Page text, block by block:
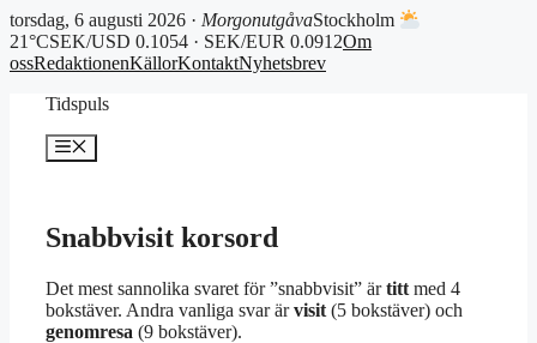
torsdag, 6 augusti 2026 · MorgonutgåvaStockholm
21°CSEK/USD 0.1054 · SEK/EUR 0.0912Om
ossRedaktionenKällorKontaktNyhetsbrev
Tidspuls
Meny
Snabbvisit korsord
Det mest sannolika svaret för ”snabbvisit” ärtitt med 4
bokstäver. Andra vanliga svar ärvisit (5 bokstäver) och
genomresa (9 bokstäver).